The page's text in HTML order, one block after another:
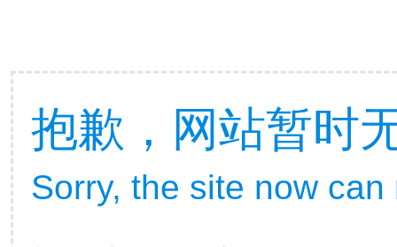
抱歉，网站暂时
Sorry, the site now